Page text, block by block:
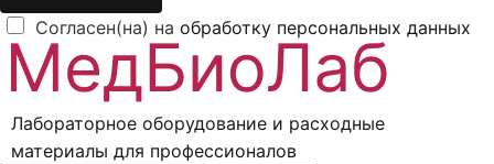
Согласен(на) на обработку персональных данных
Лабораторное оборудование и расходные
материалы для профессионалов